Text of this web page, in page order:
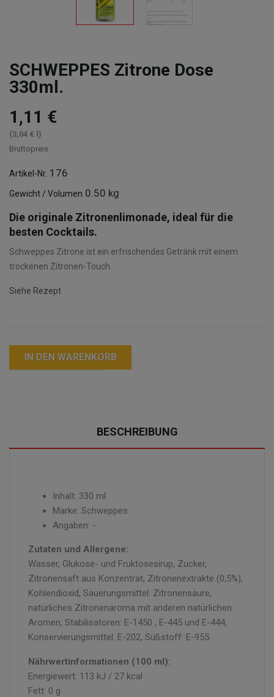
SCHWEPPES Zitrone Dose
330ml.
1,11 €
(3,04 € l)
Bruttopreis
Artikel-Nr. 176
Gewicht / Volumen 0.50 kg
Die originale Zitronenlimonade, ideal für die
besten Cocktails.
Schweppes Zitrone ist ein erfrischendes Getränk mit einem
trockenen Zitronen-Touch.
Siehe Rezept
IN DEN WARENKORB
BESCHREIBUNG
Inhalt: 330 ml
Marke: Schweppes
Angaben: -
Zutaten und Allergene:
Wasser, Glukose- und Fruktosesirup, Zucker,
Zitronensaft aus Konzentrat, Zitronenextrakte (0,5%),
Kohlendioxid, Säuerungsmittel: Zitronensäure,
natürliches Zitronenaroma mit anderen natürlichen
Aromen, Stabilisatoren: E-1450 , E-445 und E-444,
Konservierungsmittel: E-202, Süßstoff: E-955.
Nährwertinformationen (100 ml):
Energiewert: 113 kJ / 27 kcal
Fett: 0 g